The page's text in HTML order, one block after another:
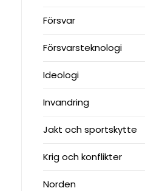
Försvar
Försvarsteknologi
Ideologi
Invandring
Jakt och sportskytte
Krig och konflikter
Norden